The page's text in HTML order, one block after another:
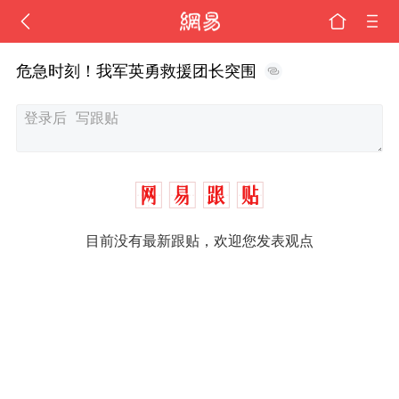
危急时刻！我军英勇救援团长突围
目前没有最新跟贴，欢迎您发表观点